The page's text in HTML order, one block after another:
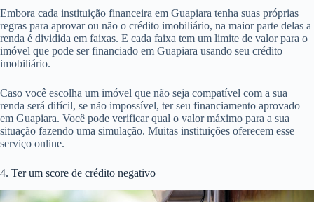
Embora cada instituição financeira em Guapiara tenha suas próprias
regras para aprovar ou não o crédito imobiliário, na maior parte delas a
renda é dividida em faixas. E cada faixa tem um limite de valor para o
imóvel que pode ser financiado em Guapiara usando seu crédito
imobiliário.
Caso você escolha um imóvel que não seja compatível com a sua
renda será difícil, se não impossível, ter seu financiamento aprovado
em Guapiara. Você pode verificar qual o valor máximo para a sua
situação fazendo uma simulação. Muitas instituições oferecem esse
serviço online.
4. Ter um score de crédito negativo